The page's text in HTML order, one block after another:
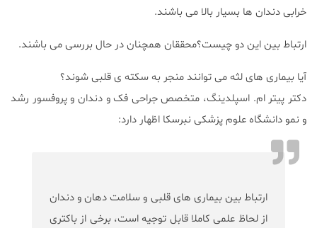
خرابی دندان ها بسیار بالا می باشند.
ارتباط بین این دو چیست؟محققان همچنان در حال بررسی می باشند.
آیا بیماری های لثه می توانند منجر به سکته ی قلبی شوند؟
دکتر پیتر ام. اسپلدینگ، متخصص جراحی فک و دندان و پروفسور رشد
و نمو دانشگاه علوم پزشکی نبرسکا اظهار دارد:
ارتباط بین بیماری های قلبی و سلامت دهان و دندان
از لحاظ علمی کاملا قابل توجیه است، برخی از باکتری